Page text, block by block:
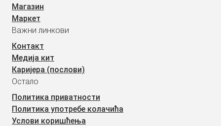
Магазин
Маркет
Важни линкови
Контакт
Медија кит
Каријера (послови)
Остало
Политика приватности
Политика употребе колачића
Услови коришћења